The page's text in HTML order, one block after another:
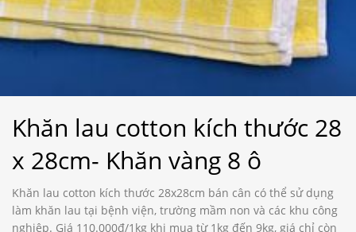
Khăn lau cotton kích thước 28
x 28cm- Khăn vàng 8 ô
Khăn lau cotton kích thước 28x28cm bán cân có thể sử dụng
làm khăn lau tại bệnh viện, trường mầm non và các khu công
nghiệp. Giá 110.000đ/1kg khi mua từ 1kg đến 9kg, giá chỉ còn